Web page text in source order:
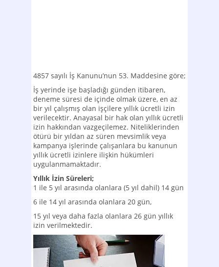
4857 sayılı İş Kanunu’nun 53. Maddesine göre;
İş yerinde işe başladığı günden itibaren,
deneme süresi de içinde olmak üzere, en az
bir yıl çalışmış olan işçilere yıllık ücretli izin
verilecektir. Anayasal bir hak olan yıllık ücretli
izin hakkından vazgeçilemez. Niteliklerinden
ötürü bir yıldan az süren mevsimlik veya
kampanya işlerinde çalışanlara bu kanunun
yıllık ücretli izinlere ilişkin hükümleri
uygulanmamaktadır.
Yıllık İzin Süreleri;
1 ile 5 yıl arasında olanlara (5 yıl dahil) 14 gün
6 ile 14 yıl arasında olanlara 20 gün,
15 yıl veya daha fazla olanlara 26 gün yıllık
izin verilmektedir.